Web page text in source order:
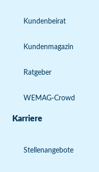
Kundenbeirat
Kundenmagazin
Ratgeber
WEMAG-Crowd
Karriere
Stellenangebote